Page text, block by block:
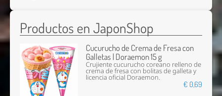
Productos en JaponShop
Cucurucho de Crema de Fresa con
Galletas | Doraemon 15 g
Crujiente cucurucho coreano relleno de
crema de fresa con bolitas de galleta y
licencia oficial Doraemon.
€ 0,69